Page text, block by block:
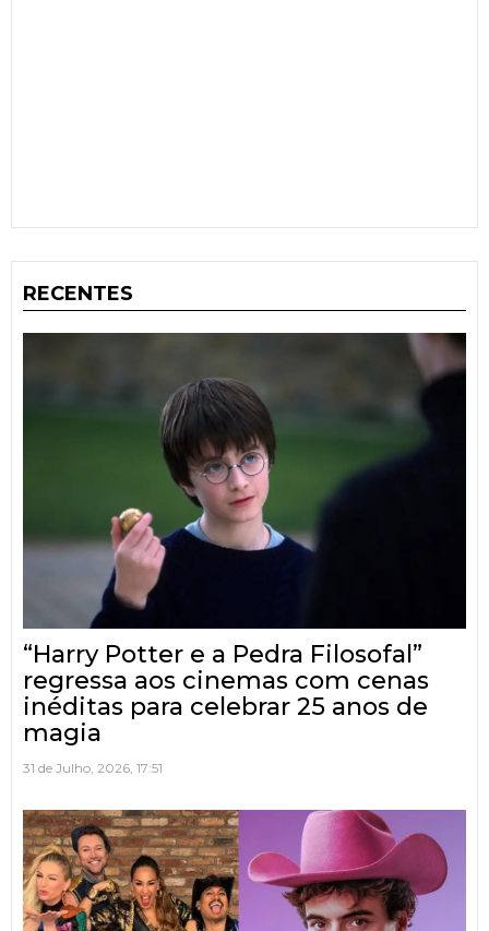
RECENTES
“Harry Potter e a Pedra Filosofal”
regressa aos cinemas com cenas
inéditas para celebrar 25 anos de
magia
31 de Julho, 2026, 17:51